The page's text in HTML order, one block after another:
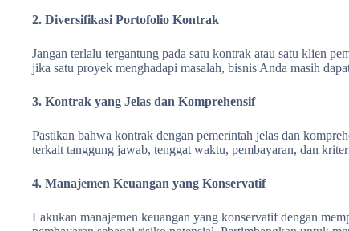
2. Diversifikasi Portofolio Kontrak
Jangan terlalu tergantung pada satu kontrak atau satu klien
jika satu proyek menghadapi masalah, bisnis Anda masih
3. Kontrak yang Jelas dan Komprehensif
Pastikan bahwa kontrak dengan pemerintah jelas dan
terkait tanggung jawab, tenggat waktu, pembayaran, dan
4. Manajemen Keuangan yang Konservatif
Lakukan manajemen keuangan yang konservatif dengan